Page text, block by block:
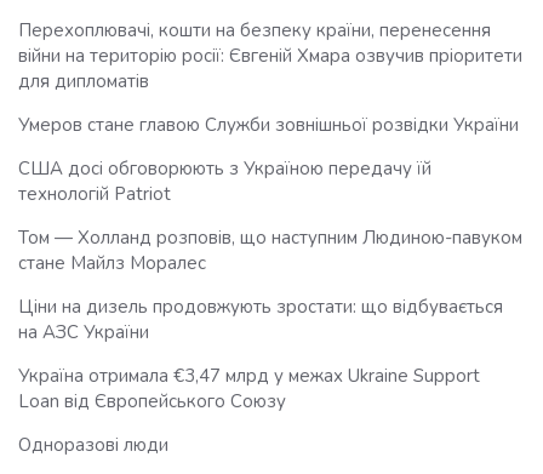
Перехоплювачі, кошти на безпеку країни, перенесення
війни на територію росії: Євгеній Хмара озвучив пріоритети
для дипломатів
Умеров стане главою Служби зовнішньої розвідки України
США досі обговорюють з Україною передачу їй
технологій Patriot
Том — Холланд розповів, що наступним Людиною-павуком
стане Майлз Моралес
Ціни на дизель продовжують зростати: що відбувається
на АЗС України
Україна отримала €3,47 млрд у межах Ukraine Support
Loan від Європейського Союзу
Одноразові люди